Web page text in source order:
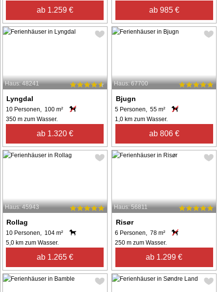
ab 1.259 € ab 985 €
Haus: 48241
Lyngdal
10 Personen, 100 m²
350 m zum Wasser.
ab 1.320 €
Haus: 67700
Bjugn
5 Personen, 55 m²
1,0 km zum Wasser.
ab 806 €
Haus: 45943
Rollag
10 Personen, 104 m²
5,0 km zum Wasser.
ab 1.265 €
Haus: 56811
Risør
6 Personen, 78 m²
250 m zum Wasser.
ab 1.299 €